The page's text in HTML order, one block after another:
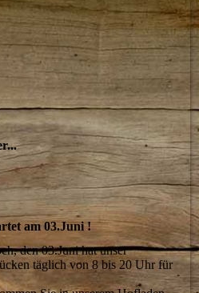
am 03.Juni !
den 03.Juni hat unser
täglich von 8 bis 20 Uhr für